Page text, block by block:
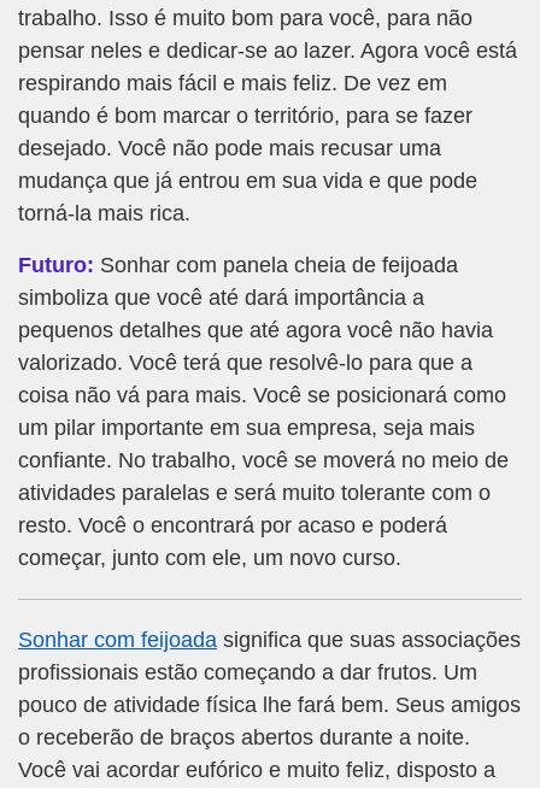
trabalho. Isso é muito bom para você, para não
pensar neles e dedicar-se ao lazer. Agora você está
respirando mais fácil e mais feliz. De vez em
quando é bom marcar o território, para se fazer
desejado. Você não pode mais recusar uma
mudança que já entrou em sua vida e que pode
torná-la mais rica.
Futuro: Sonhar com panela cheia de feijoada
simboliza que você até dará importância a
pequenos detalhes que até agora você não havia
valorizado. Você terá que resolvê-lo para que a
coisa não vá para mais. Você se posicionará como
um pilar importante em sua empresa, seja mais
confiante. No trabalho, você se moverá no meio de
atividades paralelas e será muito tolerante com o
resto. Você o encontrará por acaso e poderá
começar, junto com ele, um novo curso.
Sonhar com feijoada significa que suas associações
profissionais estão começando a dar frutos. Um
pouco de atividade física lhe fará bem. Seus amigos
o receberão de braços abertos durante a noite.
Você vai acordar eufórico e muito feliz, disposto a